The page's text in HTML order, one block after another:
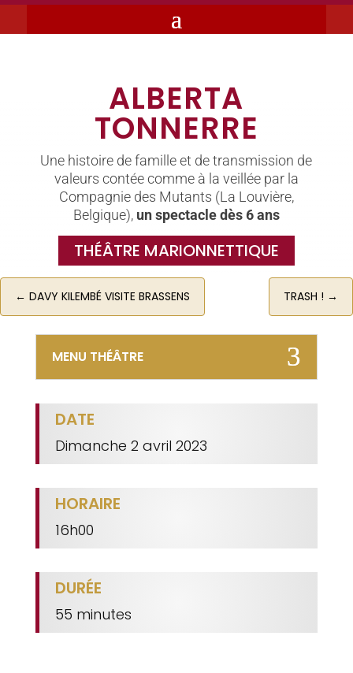
ALBERTA
TONNERRE
Une histoire de famille et de transmission de
valeurs contée comme à la veillée par la
Compagnie des Mutants (La Louvière,
Belgique), un spectacle dès 6 ans
THÉÂTRE MARIONNETTIQUE
←DAVY KILEMBÉ VISITE BRASSENS TRASH ! →
MENU THÉÂTRE
DATE
Dimanche 2 avril 2023
HORAIRE
16h00
DURÉE
55 minutes